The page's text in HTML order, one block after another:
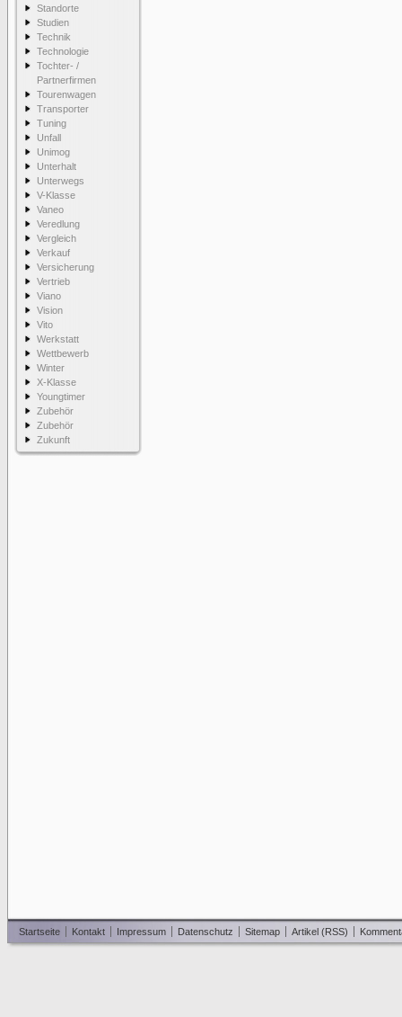
Standorte
Studien
Technik
Technologie
Tochter- /
Partnerfirmen
Tourenwagen
Transporter
Tuning
Unfall
Unimog
Unterhalt
Unterwegs
V-Klasse
Vaneo
Veredlung
Vergleich
Verkauf
Versicherung
Vertrieb
Viano
Vision
Vito
Werkstatt
Wettbewerb
Winter
X-Klasse
Youngtimer
Zubehör
Zubehör
Zukunft
Startseite Kontakt Impressum Datenschutz Sitemap Artikel (RSS)